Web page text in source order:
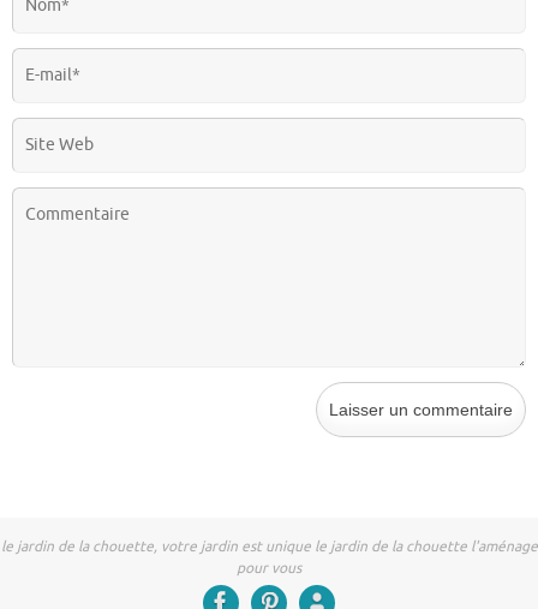
le jardin de la chouette, votre jardin est unique le jardin de la chouette l'aménage
pour vous